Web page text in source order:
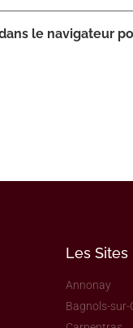
le navigateur
Les Sites
Annonay
Bagnols-sur-